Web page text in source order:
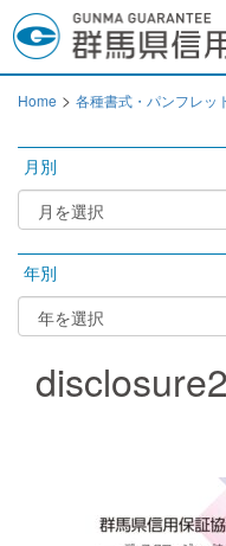
Home > 各種書式・パンフレッ
月別
年別